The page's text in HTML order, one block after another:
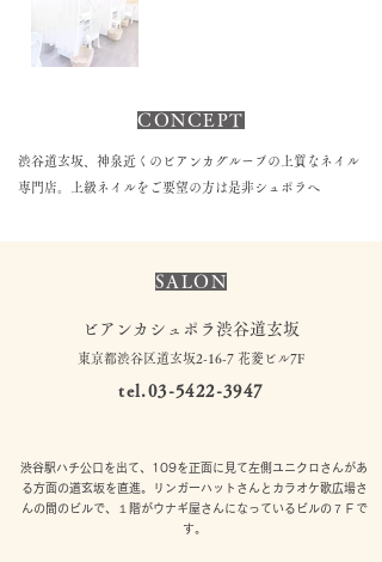
CONCEPT
渋谷道玄坂、神泉近くのビアンカグループの上質なネイル
専門店。上級ネイルをご要望の方は是非シュポラへ
SALON
ビアンカシュポラ渋谷道玄坂
東京都渋谷区道玄坂2-16-7 花菱ビル7F
tel.03-5422-3947
渋谷駅ハチ公口を出て、109を正面に見て左側ユニクロさんがあ
る方面の道玄坂を直進。リンガーハットさんとカラオケ歌広場さ
んの間のビルで、１階がウナギ屋さんになっているビルの７Ｆで
す。